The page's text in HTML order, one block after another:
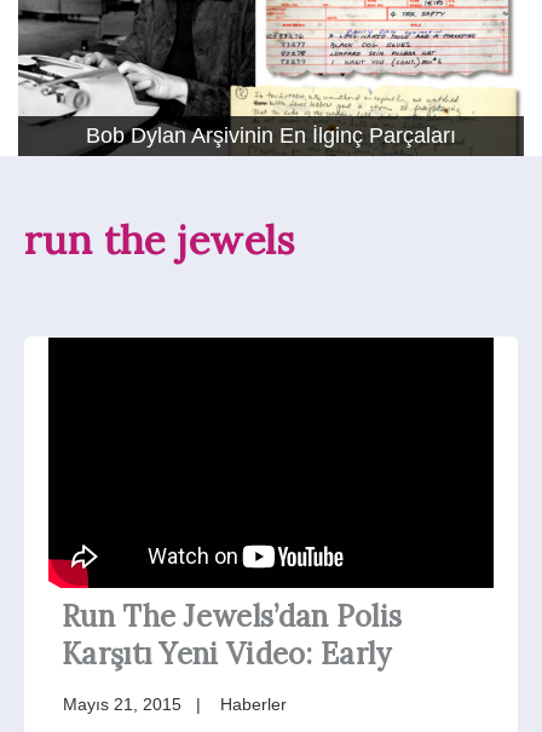
Bob Dylan Arşivinin En İlginç Parçaları
run the jewels
Run The Jewels’dan Polis
Karşıtı Yeni Video: Early
Mayıs 21, 2015 Haberler